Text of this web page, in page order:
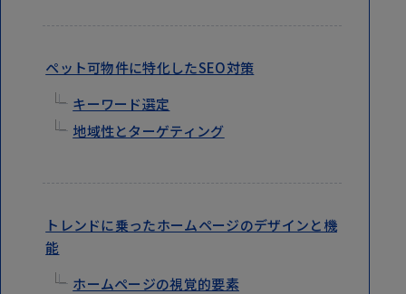
ペット可物件に特化したSEO対策
キーワード選定
地域性とターゲティング
トレンドに乗ったホームページのデザインと機
能
ホームページの視覚的要素